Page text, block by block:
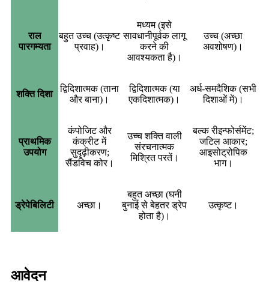
राल
पारगम्यता
बहुत उच्च (उत्कृष्ट
प्रवाह)।
मध्यम (इसे
सावधानीपूर्वक लागू
करने की
आवश्यकता है)।
उच्च (अच्छा
अवशोषण)।
शक्ति दिशा
द्विदिशात्मक (ताना
और बाना)।
द्विदिशात्मक (या
एकदिशात्मक)।
अर्ध-समदैशिक (सभी
दिशाओं में)।
प्राथमिक
उपयोग
कंपोजिट और
कंक्रीट में
सुदृढ़ीकरण;
सैंडविच कोर।
उच्च शक्ति वाली
संरचनात्मक
मिश्रित परतें।
बल्क रीइन्फोर्समेंट;
जटिल आकार;
आइसोट्रोपिक
भाग।
ड्रेपेबिलिटी अच्छा।
बहुत अच्छा (घनी
बुनाई से बेहतर ड्रेप
होता है)।
उत्कृष्ट।
आवेदन